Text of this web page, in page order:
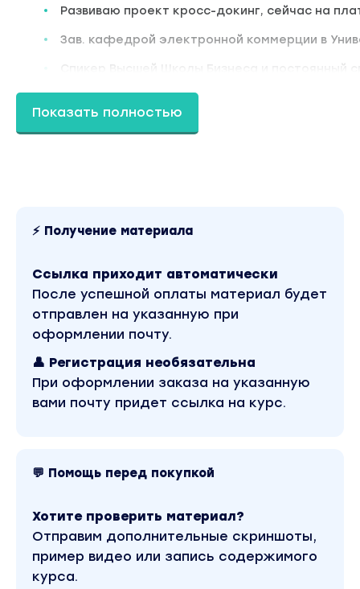
Развиваю проект кросс-докинг, сейчас на
Зав. кафедрой электронной коммерции в
Спикер Высшей Школы Бизнеса и постоянный
Основатель сообщества бизнесменов
на маркетплейсах
Вы находитесь на странице товара «Евгений
платформу Wildberries». Это версия материала в
относится к 2023 году. Оригинальная стоимость
магазине Coursx.net материал доступен за 900
и SMM / Бизнес, менеджмент, продажи /
Трифонов» можно найти через поиск по сайту.
Показать полностью
⚡ Получение материала
Ссылка приходит автоматически
После успешной оплаты материал будет
отправлен на указанную при
оформлении почту.
👤 Регистрация необязательна
При оформлении заказа на указанную
вами почту придет ссылка на курс.
💬 Помощь перед покупкой
Хотите проверить материал?
Отправим дополнительные скриншоты,
пример видео или запись содержимого
курса.